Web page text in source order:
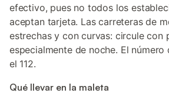
efectivo, pues no todos los
aceptan tarjeta. Las carreteras de
estrechas y con curvas: circule con
especialmente de noche. El número
el 112.
Qué llevar en la maleta